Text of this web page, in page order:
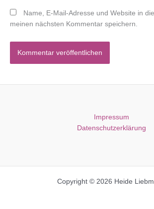
Name, E-Mail-Adresse und Website in
meinen nächsten Kommentar speichern.
Impressum
Datenschutzerklärung
Copyright © 2026 Heide